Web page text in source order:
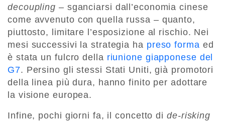
decoupling – sganciarsi dall’economia cinese
come avvenuto con quella russa – quanto,
piuttosto, limitare l’esposizione al rischio. Nei
mesi successivi la strategia ha preso forma ed
è stata un fulcro della riunione giapponese del
G7. Persino gli stessi Stati Uniti, già promotori
della linea più dura, hanno finito per adottare
la visione europea.
Infine, pochi giorni fa, il concetto di de-risking